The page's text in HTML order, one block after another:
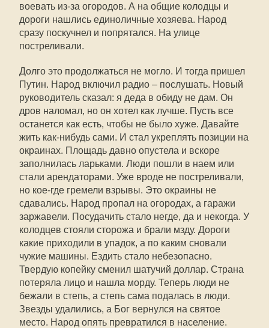
воевать из-за огородов. А на общие колодцы и
дороги нашлись единоличные хозяева. Народ
сразу поскучнел и попрятался. На улице
постреливали.
Долго это продолжаться не могло. И тогда пришел
Путин. Народ включил радио – послушать. Новый
руководитель сказал: я деда в обиду не дам. Он
дров наломал, но он хотел как лучше. Пусть все
останется как есть, чтобы не было хуже. Давайте
жить как-нибудь сами. И стал укреплять позиции на
окраинах. Площадь давно опустела и вскоре
заполнилась ларьками. Люди пошли в наем или
стали арендаторами. Уже вроде не постреливали,
но кое-где гремели взрывы. Это окраины не
сдавались. Народ пропал на огородах, а гаражи
заржавели. Посудачить стало негде, да и некогда. У
колодцев стояли сторожа и брали мзду. Дороги
какие приходили в упадок, а по каким сновали
чужие машины. Ездить стало небезопасно.
Твердую копейку сменил шатучий доллар. Страна
потеряла лицо и нашла морду. Теперь люди не
бежали в степь, а степь сама подалась в люди.
Звезды удалились, а Бог вернулся на святое
место. Народ опять превратился в население.